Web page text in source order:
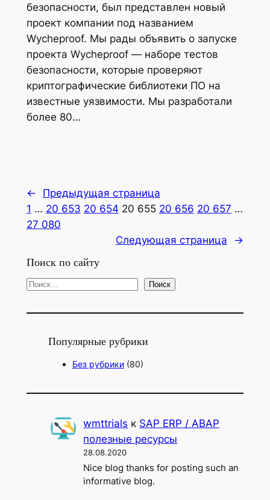
безопасности, был представлен новый
проект компании под названием
Wycheproof. Мы рады объявить о запуске
проекта Wycheproof — наборе тестов
безопасности, которые проверяют
криптографические библиотеки ПО на
известные уязвимости. Мы разработали
более 80…
←
Предыдущая страница
1 … 20 653 20 654 20 655 20 656 20 657 …
27 080
Следующая страница
→
Поиск по сайту
П
и
Поиск
Популярные рубрики
Без рубрики(80)
wmttrials к SAP ERP / ABAP
полезные ресурсы
28.08.2020
Nice blog thanks for posting such an
informative blog.